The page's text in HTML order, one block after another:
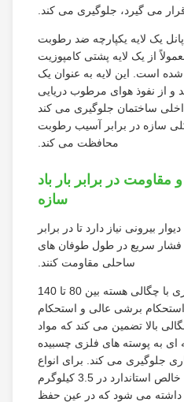
می گیرد، جلوگیری می کند.
لایه یکپارچه ضد رطوبت
یک لایه پشتی کامپوزیت
این لایه به عنوان یک
نفوذ هوای مرطوب دریایی
ساختمان جلوگیری می کند
در برابر آسیب رطوبت
محافظت می کند.
در برابر بار باد
سازه
نیاز دارد تا در برابر
سریع در طول طوفان های
ساحلی مقاومت کنند.
این ساندویچ پانل های فلزی با چگالی هسته بین 80 تا 140
برشی عالی و استحکام
تضمین می کند که مواد
پوسته های فلزی چسبیده
می کند. برای انواع
سایدینگ عایق تزئینی، وزن خالص استاندارد در 3.5 کیلوگرم
می شود که در عین حفظ